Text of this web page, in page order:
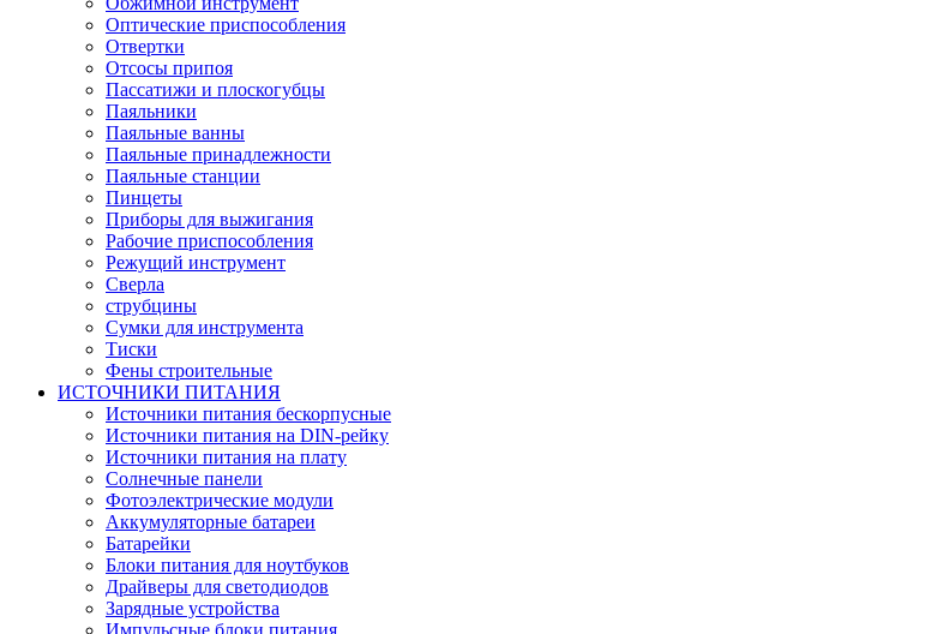
Оптические приспособления
Отвертки
Отсосы припоя
Пассатижи и плоскогубцы
Паяльники
Паяльные ванны
Паяльные принадлежности
Паяльные станции
Пинцеты
Приборы для выжигания
Рабочие приспособления
Режущий инструмент
Сверла
струбцины
Сумки для инструмента
Тиски
Фены строительные
ИСТОЧНИКИ ПИТАНИЯ
Источники питания бескорпусные
Источники питания на DIN-рейку
Источники питания на плату
Солнечные панели
Фотоэлектрические модули
Аккумуляторные батареи
Батарейки
Блоки питания для ноутбуков
Драйверы для светодиодов
Зарядные устройства
Импульсные блоки питания